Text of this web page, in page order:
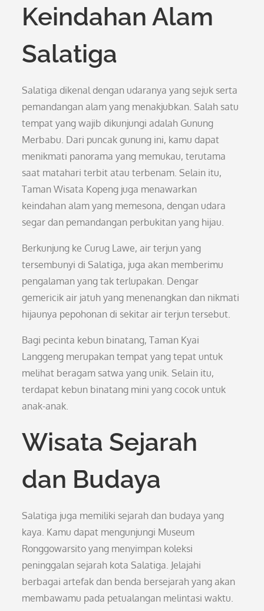
Keindahan Alam
Salatiga
Salatiga dikenal dengan udaranya yang sejuk serta
pemandangan alam yang menakjubkan. Salah satu
tempat yang wajib dikunjungi adalah Gunung
Merbabu. Dari puncak gunung ini, kamu dapat
menikmati panorama yang memukau, terutama
saat matahari terbit atau terbenam. Selain itu,
Taman Wisata Kopeng juga menawarkan
keindahan alam yang memesona, dengan udara
segar dan pemandangan perbukitan yang hijau.
Berkunjung ke Curug Lawe, air terjun yang
tersembunyi di Salatiga, juga akan memberimu
pengalaman yang tak terlupakan. Dengar
gemericik air jatuh yang menenangkan dan nikmati
hijaunya pepohonan di sekitar air terjun tersebut.
Bagi pecinta kebun binatang, Taman Kyai
Langgeng merupakan tempat yang tepat untuk
melihat beragam satwa yang unik. Selain itu,
terdapat kebun binatang mini yang cocok untuk
anak-anak.
Wisata Sejarah
dan Budaya
Salatiga juga memiliki sejarah dan budaya yang
kaya. Kamu dapat mengunjungi Museum
Ronggowarsito yang menyimpan koleksi
peninggalan sejarah kota Salatiga. Jelajahi
berbagai artefak dan benda bersejarah yang akan
membawamu pada petualangan melintasi waktu.